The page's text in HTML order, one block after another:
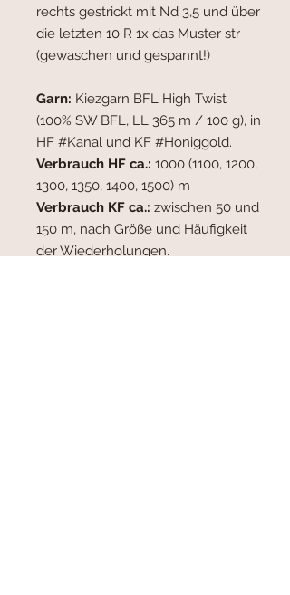
rechts gestrickt mit Nd 3,5 und über
die letzten 10 R 1x das Muster str
(gewaschen und gespannt!)
Garn: Kiezgarn BFL High Twist
(100% SW BFL, LL 365 m / 100 g), in
HF #Kanal und KF #Honiggold.
Verbrauch HF ca.: 1000 (1100, 1200,
1300, 1350, 1400, 1500) m
Verbrauch KF ca.: zwischen 50 und
150 m, nach Größe und Häufigkeit
der Wiederholungen.